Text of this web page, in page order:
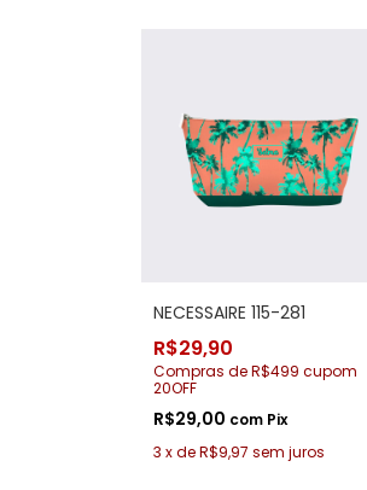
NECESSAIRE 115-281
R$29,90
Compras de R$499 cupom
20OFF
R$29,00 com Pix
3 xdeR$9,97 sem juros